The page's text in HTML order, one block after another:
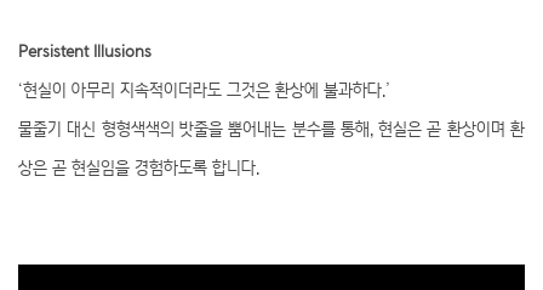
Persistent Illusions
‘현실이 아무리 지속적이더라도 그것은 환상에 불과하다.’
물줄기 대신 형형색색의 밧줄을 뿜어내는 분수를 통해, 현실은 곧 환상이며 환
상은 곧 현실임을 경험하도록 합니다.